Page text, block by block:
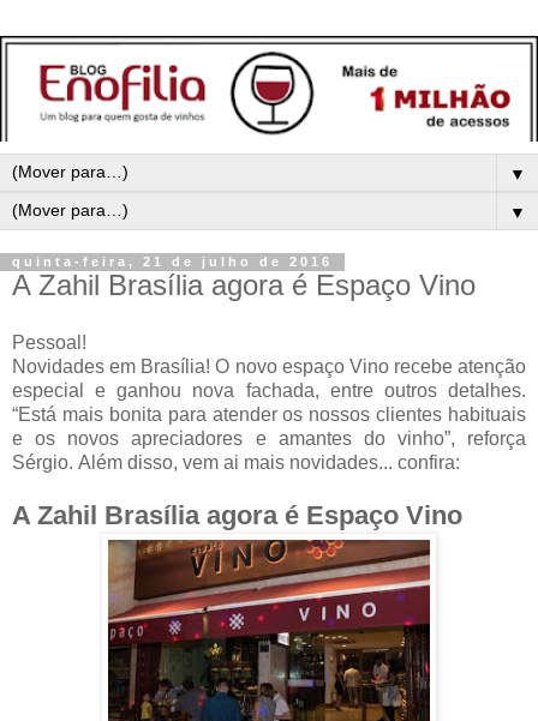
▼
▼
quinta-feira, 21 de julho de 2016
A Zahil Brasília agora é Espaço Vino
Pessoal!
Novidades em Brasília! O novo espaçoVino recebe atenção
especial e ganhou nova fachada, entre outros detalhes.
“Está mais bonita para atender os nossos clientes habituais
e os novos apreciadores e amantes do vinho”, reforça
Sérgio. Além disso, vem ai mais novidades... confira:
A Zahil Brasília agora é Espaço Vino